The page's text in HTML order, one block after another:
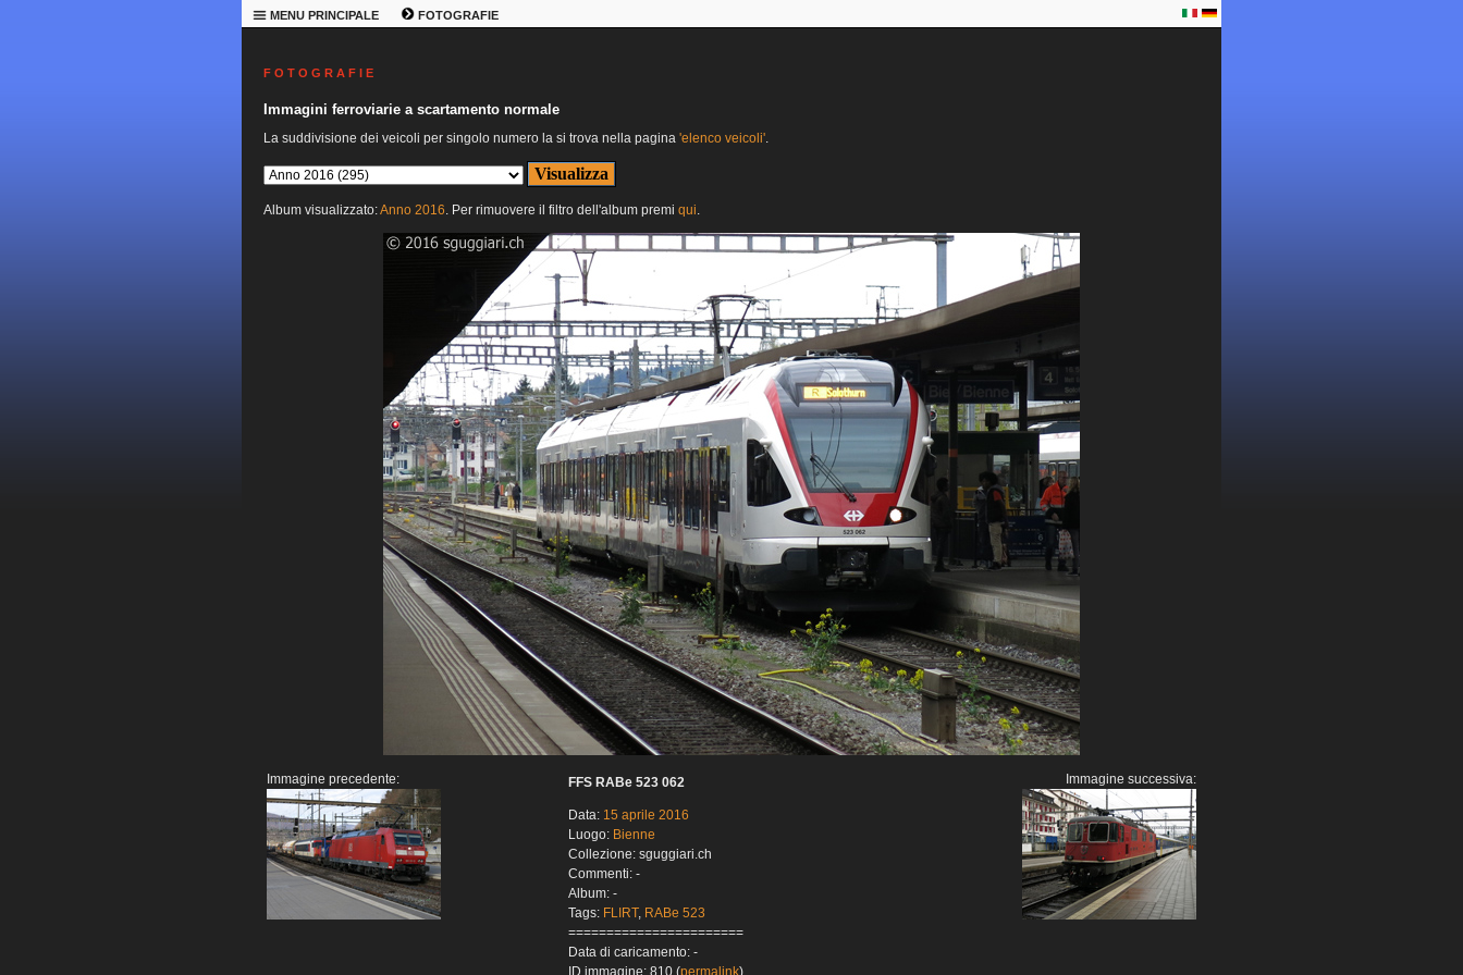
MENU PRINCIPALE FOTOGRAFIE
F O T O G R A F I E
Immagini ferroviarie a scartamento normale
La suddivisione dei veicoli per singolo numero la si trova nella pagina 'elenco veicoli'.
Album visualizzato:Anno 2016. Per rimuovere il filtro dell'album premi qui.
Immagine precedente: FFS RABe 523 062
Data: 15 aprile 2016
Luogo: Bienne
Collezione: sguggiari.ch
Commenti: -
Album: -
Tags: FLIRT, RABe 523
=======================
Data di caricamento: -
Immagine successiva: